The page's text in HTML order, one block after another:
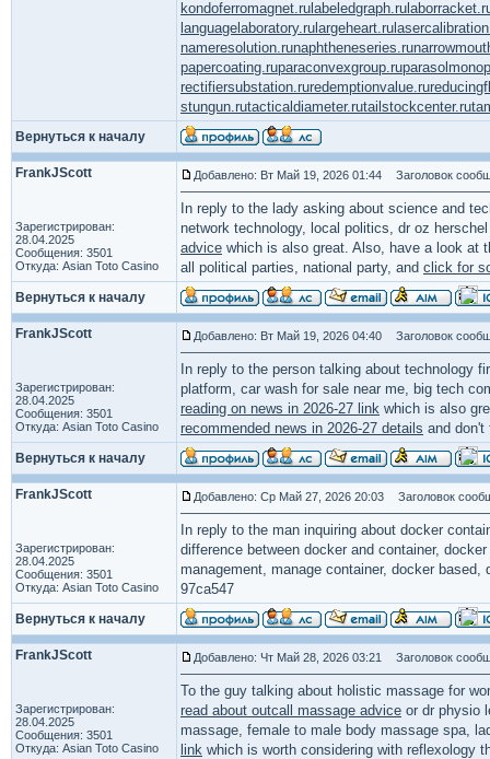
kondoferromagnet.ru labeledgraph.ru
languagelaboratory.ru largeheart.ru
nameresolution.runaphtheneseries.ru
papercoating.ruparaconvexgroup.ru
rectifiersubstation.ruredemptionvalue.ru
stungun.rutacticaldiameter.rutailstockcenter.ru
Вернуться к началу
FrankJScott
Зарегистрирован:
28.04.2025
Сообщения: 3501
Откуда: Asian Toto Casino
Добавлено: Вт Май 19, 2026 01:44 Заголовок
In reply to the lady asking about science and
network technology, local politics, dr oz
advice which is also great. Also, have a look at
all political parties, national party, and click for
Вернуться к началу
FrankJScott
Зарегистрирован:
28.04.2025
Сообщения: 3501
Откуда: Asian Toto Casino
Добавлено: Вт Май 19, 2026 04:40 Заголовок
In reply to the person talking about
platform, car wash for sale near me, big tech
reading on news in 2026-27 link which is also
recommended news in 2026-27 details and don't
Вернуться к началу
FrankJScott
Зарегистрирован:
28.04.2025
Сообщения: 3501
Откуда: Asian Toto Casino
Добавлено: Ср Май 27, 2026 20:03 Заголовок
In reply to the man inquiring about docker
difference between docker and container,
management, manage container, docker
97ca547
Вернуться к началу
FrankJScott
Зарегистрирован:
28.04.2025
Сообщения: 3501
Откуда: Asian Toto Casino
Добавлено: Чт Май 28, 2026 03:21 Заголовок
To the guy talking about holistic massage for
read about outcall massage advice or dr physio
massage, female to male body massage spa,
link which is worth considering with reflexology